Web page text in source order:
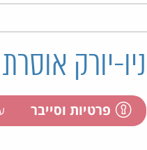
ניו-יורק
פרטיות וסייבר